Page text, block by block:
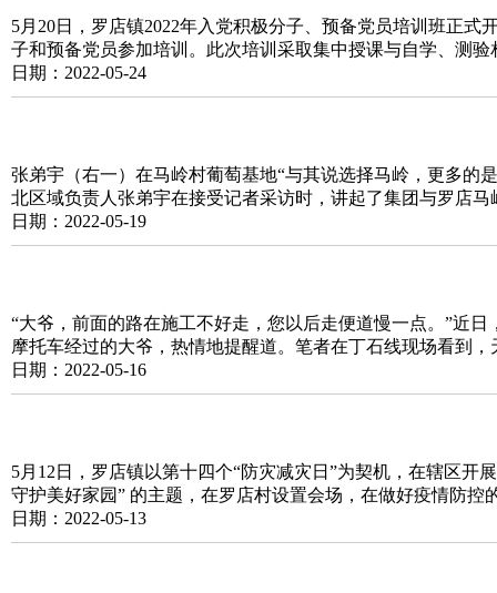
5月20日，罗店镇2022年入党积极分子、预备党员培训班正
子和预备党员参加培训。此次培训采取集中授课与自学、测
日期：2022-05-24
张弟宇（右一）在马岭村葡萄基地“与其说选择马岭，更多的
北区域负责人张弟宇在接受记者采访时，讲起了集团与罗店马
日期：2022-05-19
“大爷，前面的路在施工不好走，您以后走便道慢一点。”近
摩托车经过的大爷，热情地提醒道。笔者在丁石线现场看到
日期：2022-05-16
5月12日，罗店镇以第十四个“防灾减灾日”为契机，在辖区开
守护美好家园” 的主题，在罗店村设置会场，在做好疫情防控
日期：2022-05-13